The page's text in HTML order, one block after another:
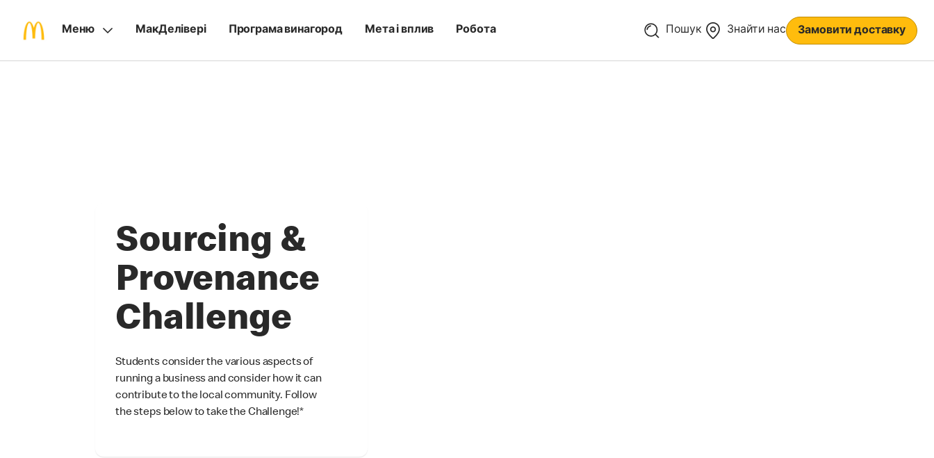
Меню МакДелівері Програма винагород Мета і вплив Робота Пошук Знайти нас Замовити доставку
Sourcing &
Provenance
Challenge
Students consider the various aspects of
running a business and consider how it can
contribute to the local community. Follow
the steps below to take the Challenge!*